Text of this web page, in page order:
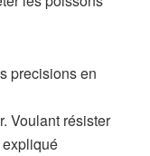
precisions en
Voulant résister
expliqué